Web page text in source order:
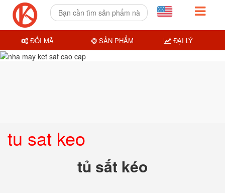
tu sat keo
tủ sắt kéo
ĐỔI MÃ SẢN PHẨM ĐẠI LÝ